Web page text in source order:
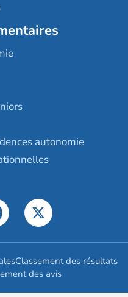
autonomie
Classement des résultats
des avis